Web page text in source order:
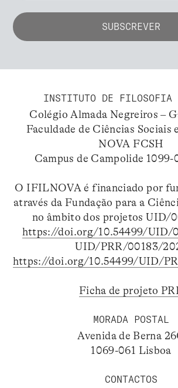
INSTITUTO DE FILOSOFIA
Colégio Almada Negreiros –
Faculdade de Ciências Sociais
NOVA FCSH
Campus de Campolide
O IFILNOVA é financiado por
através da Fundação para a
no âmbito dos projetos UID/
https://doi.org/10.54499/UID/
UID/PRR/00183/
https://doi.org/10.54499/UID/
Ficha de projeto
MORADA POSTAL
Avenida de Berna
1069-061 Lisboa
CONTACTOS